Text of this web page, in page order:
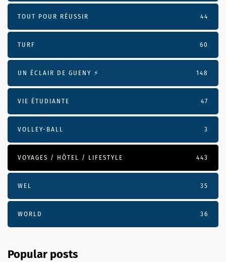
TOUT POUR RÉUSSIR 44
TURF 60
UN ÉCLAIR DE GUENY ⚡️ 148
VIE ÉTUDIANTE 47
VOLLEY-BALL 3
VOYAGES / HÔTEL / LIFESTYLE 443
WEL 35
WORLD 36
Popular posts